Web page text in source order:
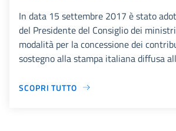
In data 15 settembre 2017 è stato
del Presidente del Consiglio dei
modalità per la concessione dei
sostegno alla stampa italiana diffusa
SCOPRI TUTTO